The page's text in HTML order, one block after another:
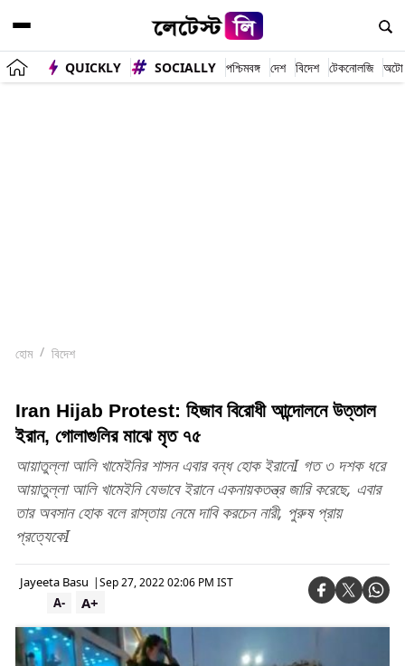
QUICKLY SOCIALLY পশ্চিমবঙ্গ দেশ বিদেশ টেকনোলজি অটো
হোম বিদেশ
Iran Hijab Protest: হিজাব বিরোধী আন্দোলনে উত্তাল
ইরান, গোলাগুলির মাঝে মৃত ৭৫
আয়াতুল্লা আলি খামেইনির শাসন এবার বন্ধ হোক ইরানেI গত ৩ দশক ধরে
আয়াতুল্লা আলি খামেইনি যেভাবে ইরানে একনায়কতন্ত্র জারি করেছে, এবার
তার অবসান হোক বলে রাস্তায় নেমে দাবি করচেন নারী, পুরুষ প্রায়
প্রত্যেকেI
Jayeeta Basu |Sep 27, 2022 02:06 PM IST
A+
A-